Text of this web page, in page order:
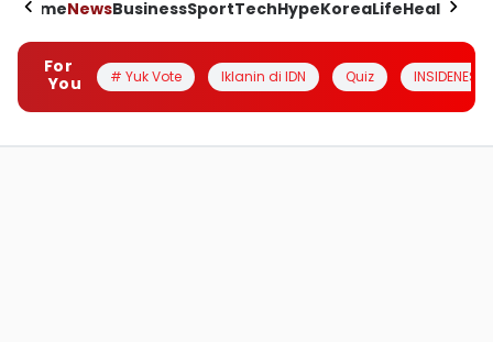
HomeNewsBusinessSportTechHypeKoreaLifeHealth
For
You
# Yuk Vote Iklanin di IDN Quiz INSIDENESIA